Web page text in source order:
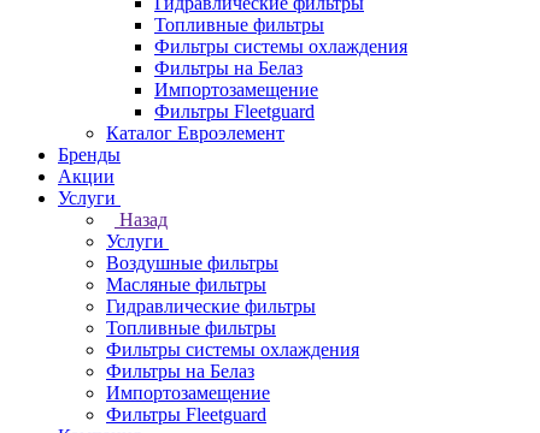
Топливные фильтры
Фильтры системы охлаждения
Фильтры на Белаз
Импортозамещение
Фильтры Fleetguard
Каталог Евроэлемент
Бренды
Акции
Услуги
Назад
Услуги
Воздушные фильтры
Масляные фильтры
Гидравлические фильтры
Топливные фильтры
Фильтры системы охлаждения
Фильтры на Белаз
Импортозамещение
Фильтры Fleetguard